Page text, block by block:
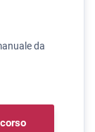
da